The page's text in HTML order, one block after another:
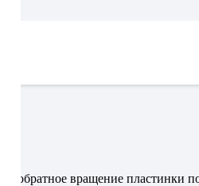
обратное вращение пластинки